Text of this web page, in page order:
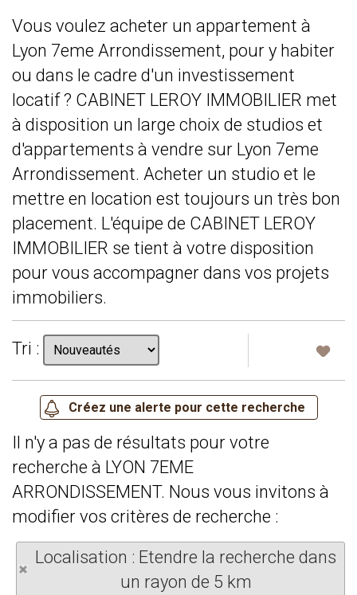
Vous voulez acheter un appartement à
Lyon 7eme Arrondissement, pour y habiter
ou dans le cadre d'un investissement
locatif ? CABINET LEROY IMMOBILIER met
à disposition un large choix de studios et
d'appartements à vendre sur Lyon 7eme
Arrondissement. Acheter un studio et le
mettre en location est toujours un très bon
placement. L'équipe de CABINET LEROY
IMMOBILIER se tient à votre disposition
pour vous accompagner dans vos projets
immobiliers.
Tri :
Il n'y a pas de résultats pour votre
recherche à LYON 7EME
ARRONDISSEMENT. Nous vous invitons à
modifier vos critères de recherche :
Localisation : Etendre la recherche dans
un rayon de 5 km